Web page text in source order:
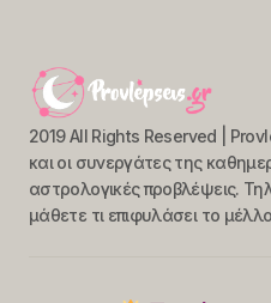
2019 All Rights Reserved |
και οι συνεργάτες της
αστρολογικές προβλέψεις.
μάθετε τι επιφυλάσει το